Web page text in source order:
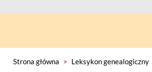
Strona główna > Leksykon genealogiczny